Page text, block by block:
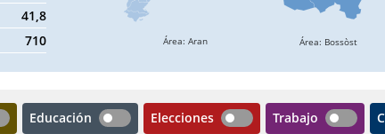
41,8
710
Educación Elecciones Trabajo